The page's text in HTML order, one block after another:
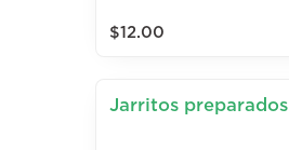
$12.00
Jarritos preparados